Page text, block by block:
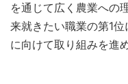
を通じて広く農業への
来就きたい職業の第1
に向けて取り組みを進